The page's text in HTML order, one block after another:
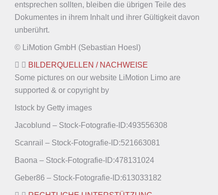
entsprechen sollten, bleiben die übrigen Teile des
Dokumentes in ihrem Inhalt und ihrer Gültigkeit davon
unberührt.
© LiMotion GmbH (Sebastian Hoesl)
BILDERQUELLEN / NACHWEISE
Some pictures on our website LiMotion Limo are
supported & or copyright by
Istock by Getty images
Jacoblund – Stock-Fotografie-ID:493556308
Scanrail – Stock-Fotografie-ID:521663081
Baona – Stock-Fotografie-ID:478131024
Geber86 – Stock-Fotografie-ID:613033182